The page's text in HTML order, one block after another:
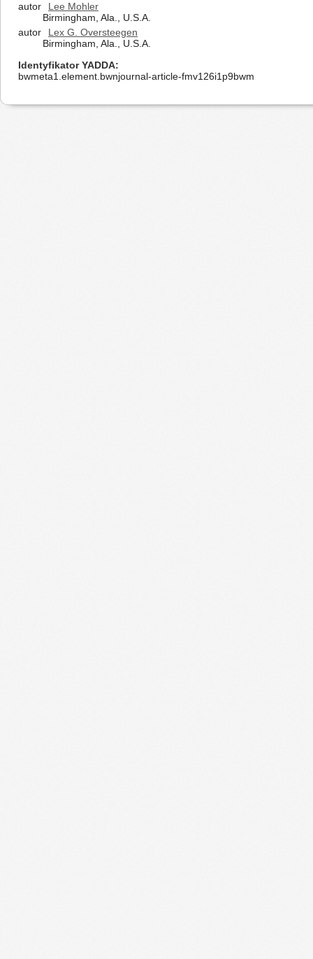
autor
Lee Mohler
Birmingham, Ala., U.S.A.
autor
Lex G. Oversteegen
Birmingham, Ala., U.S.A.
Identyfikator YADDA
bwmeta1.element.bwnjournal-article-fmv126i1p9bwm